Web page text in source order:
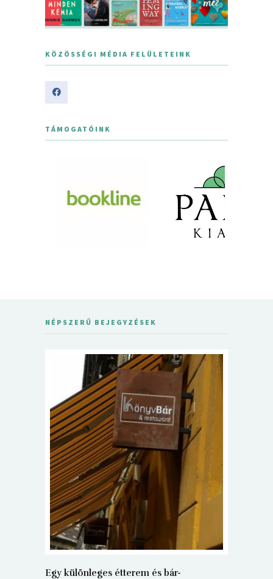
KÖZÖSSÉGI MÉDIA FELÜLETEINK
TÁMOGATÓINK
NÉPSZERŰ BEJEGYZÉSEK
Egy különleges étterem és bár-